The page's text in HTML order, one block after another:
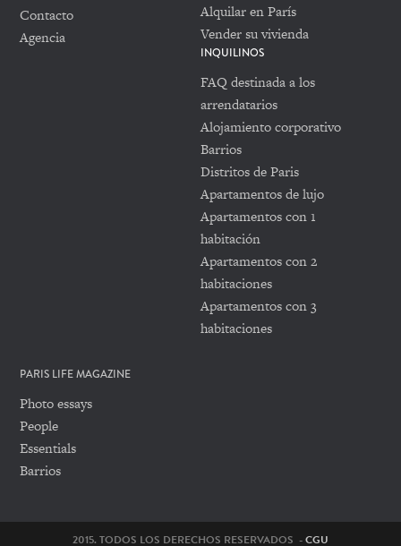
Contacto
Agencia
Alquilar en París
Vender su vivienda
INQUILINOS
FAQ destinada a los
arrendatarios
Alojamiento corporativo
Barrios
Distritos de Paris
Apartamentos de lujo
Apartamentos con 1
habitación
Apartamentos con 2
habitaciones
Apartamentos con 3
habitaciones
PARIS LIFE MAGAZINE
Photo essays
People
Essentials
Barrios
2015. TODOS LOS DERECHOS RESERVADOS -CGU